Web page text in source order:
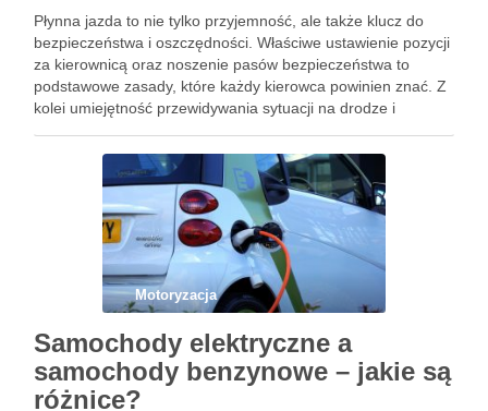
Płynna jazda to nie tylko przyjemność, ale także klucz do
bezpieczeństwa i oszczędności. Właściwe ustawienie pozycji
za kierownicą oraz noszenie pasów bezpieczeństwa to
podstawowe zasady, które każdy kierowca powinien znać. Z
kolei umiejętność przewidywania sytuacji na drodze i
wypadków. Przygotowując się do długich tras, …
Motoryzacja
Samochody elektryczne a
samochody benzynowe – jakie są
różnice?